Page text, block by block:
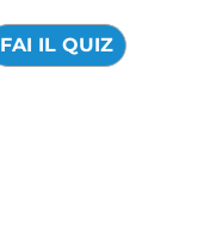
FAI IL QUIZ